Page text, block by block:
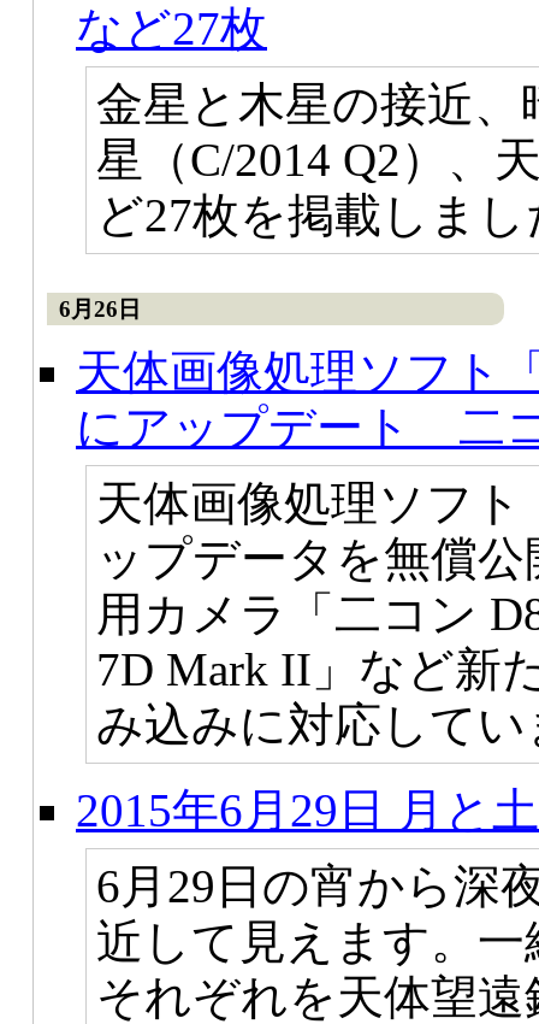
など27枚
金星と木星の接近
星（C/2014 Q2）、
ど27枚を掲載しま
6月26日
天体画像処理ソフト
にアップデート 二
天体画像処理ソフ
ップデータを無償
用カメラ「二コン
7D Mark II」など新
み込みに対応してい
2015年6月29日 月と
6月29日の宵から深
近して見えます。
それぞれを天体望